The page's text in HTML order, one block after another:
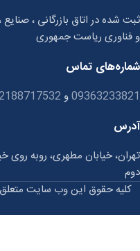
ثبت شده در اتاق بازرگانی ،
و فناوری ریاست جمهوری
شماره‌های تماس
09363233821و
آدرس
تهران، خیابان مطهری، روبه روی
دوم
کلیه حقوق این وب سایت